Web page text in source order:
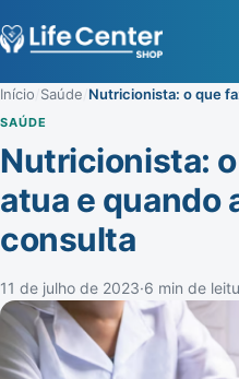
Início Saúde
SAÚDE
Nutricionista:
atua e quando
consulta
11 de julho de 2023·6 min de